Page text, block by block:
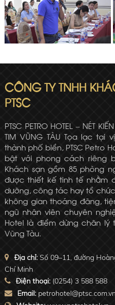
CÔNG TY TNHH
PTSC
PTSC PETRO HOTEL – NÉT
TIM VŨNG TÀU Tọa lạc
thành phố biển, PTSC Petro
bật với phong cách riêng
Khách sạn gồm 85 phòng
được thiết kế tinh tế nhằm
dưỡng, công tác hay tổ
không gian thoáng đãng,
ngũ nhân viên chuyên
Hotel là điểm dừng chân lý
Vũng Tàu.
Địa chỉ: Số 09–11, đường
Chí Minh
Điện thoại: (0254) 3 588 588
Email: petrohotel@ptsc.com.vn